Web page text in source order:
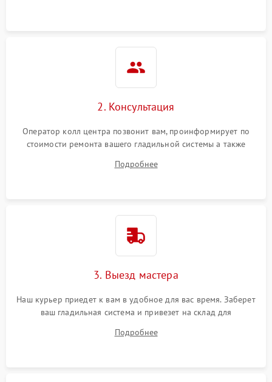
2. Консультация
Оператор колл центра позвонит вам, проинформирует по
стоимости ремонта вашего гладильной системы а также
Подробнее
3. Выезд мастера
Наш курьер приедет к вам в удобное для вас время. Заберет
ваш гладильная система и привезет на склад для
Подробнее